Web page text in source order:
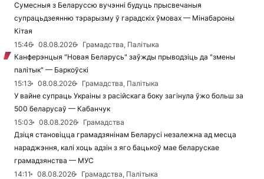
Сумесныя з Беларуссю вучэнні будуць прысвечаныя
супрацьдзеянню тэрарызму ў гарадскіх ўмовах — Мінабароны
Кітая
15:46
08.08.2026
Грамадства, Палітыка
Канферэнцыя "Новая Беларусь" заўжды прыводзіць да "змены
палітык" — Баркоўскі
15:13
08.08.2026
Грамадства, Палітыка
У вайне супраць Украіны з расійскага боку загінула ўжо больш за
500 беларусаў — Кабанчук
15:03
08.08.2026
Грамадства
Дзіця становіцца грамадзянінам Беларусі незалежна ад месца
нараджэння, калі хоць адзін з яго бацькоў мае беларускае
грамадзянства — МУС
14:11
08.08.2026
Грамадства, Палітыка